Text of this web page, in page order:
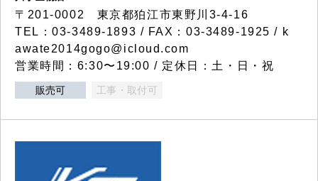
〒201-0002 東京都狛江市東野川3-4-16
TEL：03-3489-1893 / FAX：03-3489-1925 / k
awate2014gogo@icloud.com
営業時間：6:30〜19:00 / 定休日：土・日・祝
販売可 工事・取付可